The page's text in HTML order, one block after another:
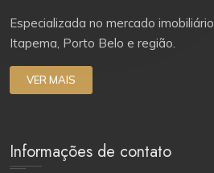
Especializada no mercado
Itapema, Porto Belo e região.
VER MAIS
Informações de contato